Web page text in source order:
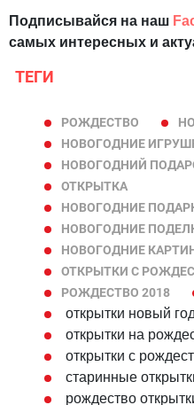
Подписывайся на наш
самых интересных и
ТЕГИ
РОЖДЕСТВО
НОВОГОДНИЕ
НОВОГОДНИЙ
ОТКРЫТКА
НОВОГОДНИЕ
НОВОГОДНИЕ
НОВОГОДНИЕ
ОТКРЫТКИ С
РОЖДЕСТВО 2018
открытки новый
открытки на
открытки с
старинные
рождество